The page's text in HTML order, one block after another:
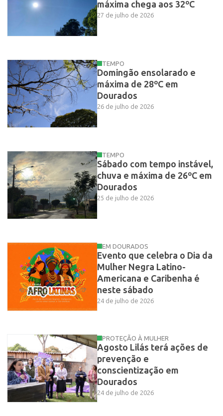
máxima chega aos 32ºC
27 de julho de 2026
TEMPO
Domingão ensolarado e
máxima de 28ºC em
Dourados
26 de julho de 2026
TEMPO
Sábado com tempo instável,
chuva e máxima de 26ºC em
Dourados
25 de julho de 2026
EM DOURADOS
Evento que celebra o Dia da
Mulher Negra Latino-
Americana e Caribenha é
neste sábado
24 de julho de 2026
PROTEÇÃO À MULHER
Agosto Lilás terá ações de
prevenção e
conscientização em
Dourados
24 de julho de 2026